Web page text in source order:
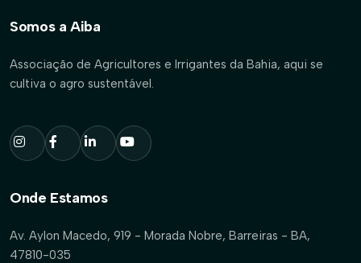
Somos a Aiba
Associação de Agricultores e Irrigantes da Bahia, aqui se
cultiva o agro sustentável.
Onde Estamos
Av. Aylon Macedo, 919 - Morada Nobre, Barreiras - BA,
47810-035